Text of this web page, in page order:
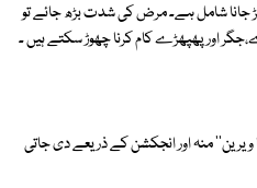
جانا شامل ہے۔ مرض کی شدت بڑھ جائے تو
ویرین'' منہ اور انجکشن کے ذریعے دی جاتی